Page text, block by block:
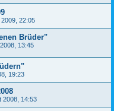
22:05
Brüder"
13:45
19:23
2008, 14:53